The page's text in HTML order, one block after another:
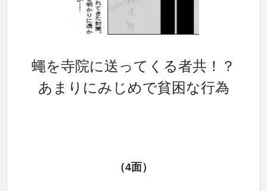
蠅を寺院に送ってくる者共！？
あまりにみじめで貧困な行為
（4面）